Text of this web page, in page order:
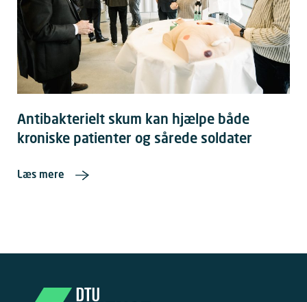
Antibakterielt skum kan hjælpe både
kroniske patienter og sårede soldater
Læs mere